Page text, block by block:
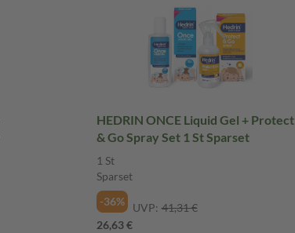
HEDRIN ONCE Liquid Gel + Protect
& Go Spray Set 1 St Sparset
1 St
Sparset
-36%
UVP: 41,31 €
26,63 €